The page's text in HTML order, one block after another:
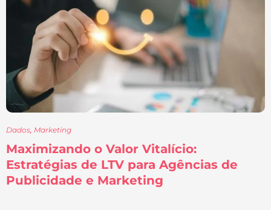
Dados, Marketing
Maximizando o Valor Vitalício:
Estratégias de LTV para Agências de
Publicidade e Marketing